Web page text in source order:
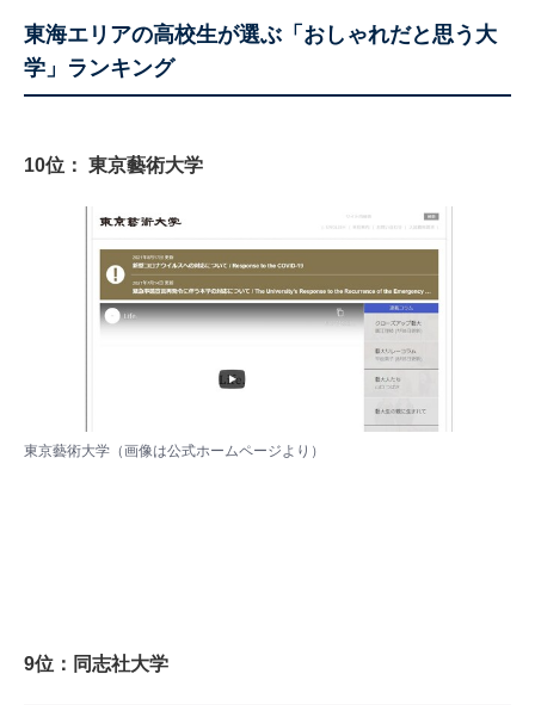
東海エリアの高校生が選ぶ「おしゃれだと思う大
学」ランキング
10位： 東京藝術大学
東京藝術大学（画像は公式ホームページ より）
9位：同志社大学